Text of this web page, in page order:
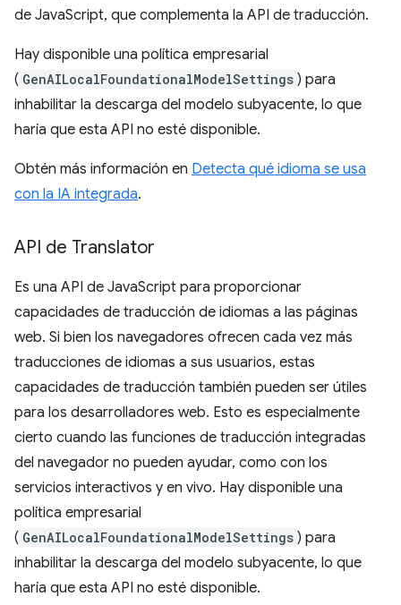
de JavaScript, que complementa la API de traducción.
Hay disponible una política empresarial
( GenAILocalFoundationalModelSettings ) para
inhabilitar la descarga del modelo subyacente, lo que
haría que esta API no esté disponible.
Obtén más información en Detecta qué idioma se usa
con la IA integrada.
API de Translator
Es una API de JavaScript para proporcionar
capacidades de traducción de idiomas a las páginas
web. Si bien los navegadores ofrecen cada vez más
traducciones de idiomas a sus usuarios, estas
capacidades de traducción también pueden ser útiles
para los desarrolladores web. Esto es especialmente
cierto cuando las funciones de traducción integradas
del navegador no pueden ayudar, como con los
servicios interactivos y en vivo. Hay disponible una
política empresarial
( GenAILocalFoundationalModelSettings ) para
inhabilitar la descarga del modelo subyacente, lo que
haría que esta API no esté disponible.